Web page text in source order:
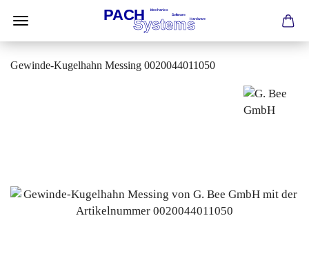
Gewinde-Kugelhahn Messing 0020044011050